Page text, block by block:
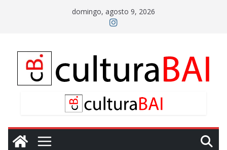
domingo, agosto 9, 2026